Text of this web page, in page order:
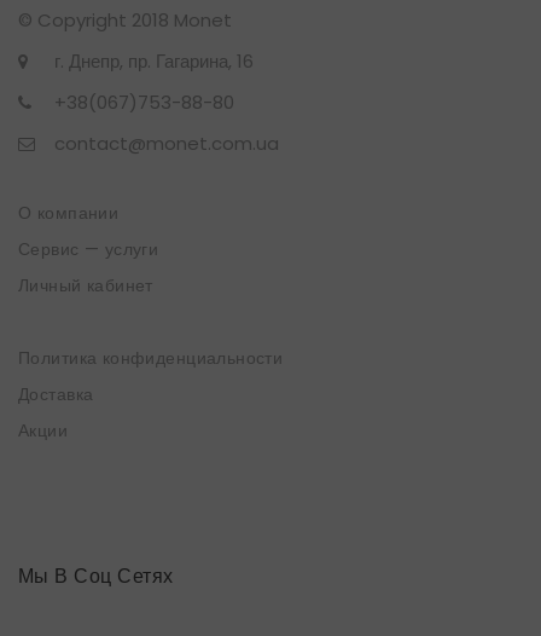
© Copyright 2018 Monet
г. Днепр, пр. Гагарина, 16
+38(067)753-88-80
contact@monet.com.ua
О компании
Сервис — услуги
Личный кабинет
Политика конфиденциальности
Доставка
Акции
Мы В Соц Сетях